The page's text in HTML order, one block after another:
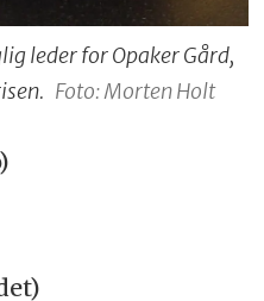
leder for Opaker Gård,
Foto: Morten Holt